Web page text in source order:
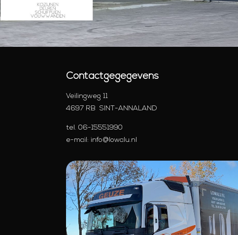
Contactgegegevens
Veilingweg 11
4697 RB SINT-ANNALAND
tel.06-15551990
e-mail:info@lowalu.nl